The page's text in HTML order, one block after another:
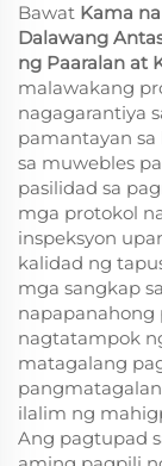
Bawat Kama
Dalawang
ng Paaralan at
malawakang
nagagarantiya
pamantayan
sa muwebles
pasilidad sa
mga protokol
inspeksyon
kalidad ng
mga sangkap
napapanahong
nagtatampok
matagalang
ilalim ng
Ang pagtupad